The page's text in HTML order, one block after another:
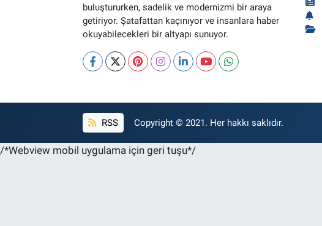
buluştururken, sadelik ve modernizmi bir araya
getiriyor. Şatafattan kaçınıyor ve insanlara haber
okuyabilecekleri bir altyapı sunuyor.
RSS Copyright © 2021. Her hakkı saklıdır.
/*Webview mobil uygulama için geri tuşu*/